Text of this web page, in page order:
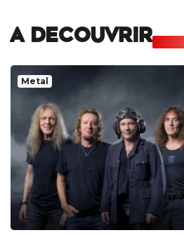
A DECOUVRIR
Metal